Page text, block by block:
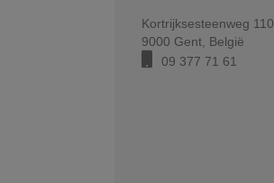
Kortrijksesteenweg 110
9000 Gent België
09 377 71 61